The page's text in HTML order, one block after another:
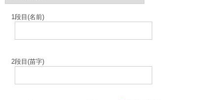
1段目(名前)
2段目(苗字)